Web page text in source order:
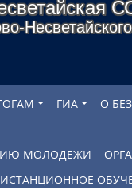
ГИА
О
МОЛОДЕЖИ